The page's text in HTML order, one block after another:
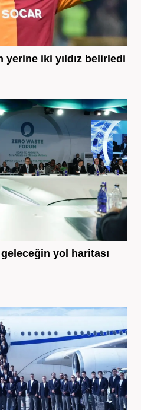
yerine iki yıldız belirledi
geleceğin yol haritası